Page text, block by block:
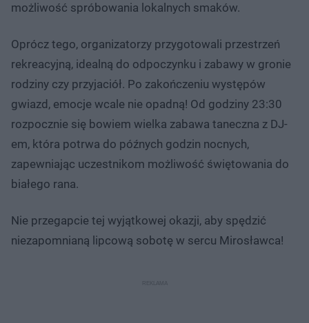
możliwość spróbowania lokalnych smaków.
Oprócz tego, organizatorzy przygotowali przestrzeń
rekreacyjną, idealną do odpoczynku i zabawy w gronie
rodziny czy przyjaciół. Po zakończeniu występów
gwiazd, emocje wcale nie opadną! Od godziny 23:30
rozpocznie się bowiem wielka zabawa taneczna z DJ-
em, która potrwa do późnych godzin nocnych,
zapewniając uczestnikom możliwość świętowania do
białego rana.
Nie przegapcie tej wyjątkowej okazji, aby spędzić
niezapomnianą lipcową sobotę w sercu Mirosławca!